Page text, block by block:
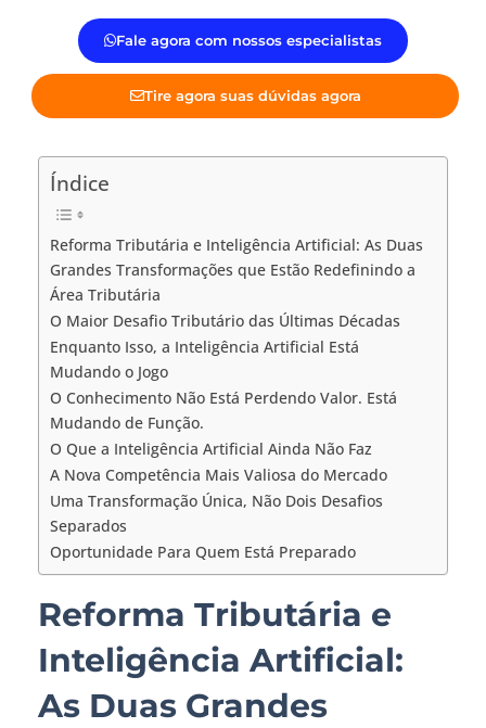
Fale agora com nossos especialistas
Tire agora suas dúvidas agora
Índice
Reforma Tributária e Inteligência Artificial: As Duas
Grandes Transformações que Estão Redefinindo a
Área Tributária
O Maior Desafio Tributário das Últimas Décadas
Enquanto Isso, a Inteligência Artificial Está
Mudando o Jogo
O Conhecimento Não Está Perdendo Valor. Está
Mudando de Função.
O Que a Inteligência Artificial Ainda Não Faz
A Nova Competência Mais Valiosa do Mercado
Uma Transformação Única, Não Dois Desafios
Separados
Oportunidade Para Quem Está Preparado
Reforma Tributária e
Inteligência Artificial:
As Duas Grandes